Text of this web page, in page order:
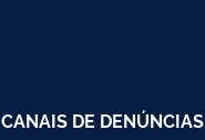
CANAIS DE DENÚNCIAS